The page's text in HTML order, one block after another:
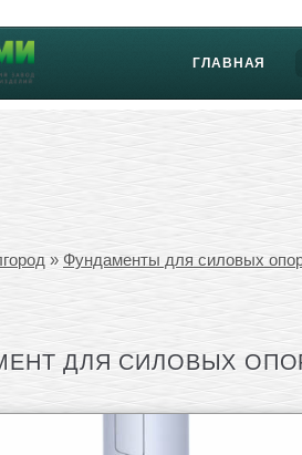
ГЛАВНАЯ
» Фундаменты для силовых
ДЛЯ СИЛОВЫХ ОПОР